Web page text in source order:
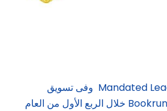
المشتركة Mandated Lead Arranger وفى تسويق
القروض المشتركة Bookrunner خلال الربع الأول من العام